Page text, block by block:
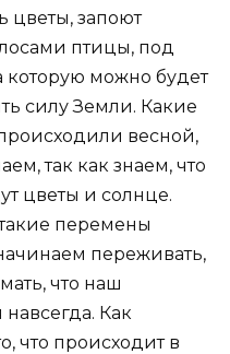
цветы, запоют
птицы, под
которую можно будет
силу Земли. Какие
весной,
так как знаем, что
цветы и солнце.
перемены
переживать,
что наш
Как
что происходит в